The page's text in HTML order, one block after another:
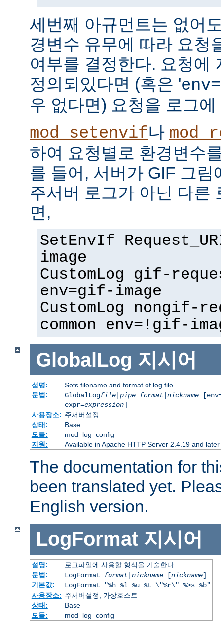
세번째 아규먼트는 없어
경변수 유무에 따라 요청
여부를 결정한다. 요청에
정의되있다면 (혹은 '
우 없다면) 요청을 로그
mod_setenvif나
하여 요청별로 환경변수
를 들어, 서버가 GIF 그
주서버 로그가 아닌 다른
면,
SetEnvIf
image
CustomLog gif-
env=gif-image
CustomLog nongif-
common env=!gif-
GlobalLog 지시어
설명:
Sets filename and format of log file
문법:
GlobalLogfile| pipe format| nickname
expr=expression]
사용장소: 주서버설정
상태:
Base
모듈:
mod_log_config
지원:
Available in Apache HTTP Server 2.4.19 and later
The documentation for
been translated yet.
English version.
LogFormat 지시어
설명:
로그파일에 사용할 형식을 기술한다
문법:
LogFormat format| nickname[nickname]
기본값:
LogFormat "%h %l %u %t \"%r\" %>s %b"
사용장소: 주서버설정, 가상호스트
상태:
Base
모듈:
mod_log_config